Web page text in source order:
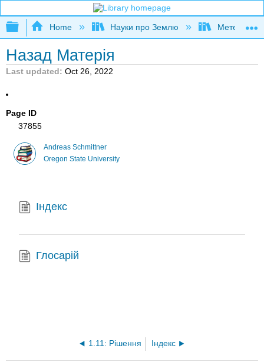
Expand/collapse global hierarchy
Home Науки про Землю
Назад Матерія
Last updated Oct 26, 2022
Page ID
37855
Andreas Schmittner
Oregon State University
Індекс
Глосарій
1.11: Рішення Індекс